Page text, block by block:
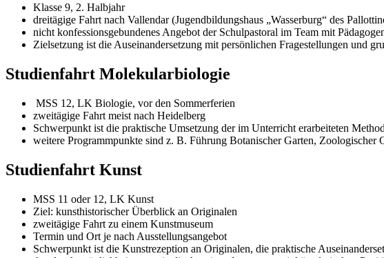
Klasse 9, 2. Halbjahr
dreitägige Fahrt nach Vallendar (Jugendbildungshaus „Wasserburg“ des
nicht konfessionsgebundenes Angebot der Schulpastoral im Team mit
Zielsetzung ist die Auseinandersetzung mit persönlichen Fragestellungen und
Studienfahrt Molekularbiologie
MSS 12, LK Biologie, vor den Sommerferien
zweitägige Fahrt meist nach Heidelberg
Schwerpunkt ist die praktische Umsetzung der im Unterricht erarbeiteten
weitere Programmpunkte sind z. B. Führung Botanischer Garten, Zoologischer
Studienfahrt Kunst
MSS 11 oder 12, LK Kunst
Ziel: kunsthistorischer Überblick an Originalen
zweitägige Fahrt zu einem Kunstmuseum
Termin und Ort je nach Ausstellungsangebot
Schwerpunkt ist die Kunstrezeption an Originalen, die praktische